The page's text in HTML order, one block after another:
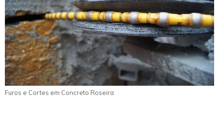
Furos e Cortes em Concreto Roseira